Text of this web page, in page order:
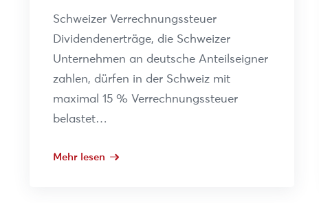
Schweizer Verrechnungssteuer
Dividendenerträge, die Schweizer
Unternehmen an deutsche Anteilseigner
zahlen, dürfen in der Schweiz mit
maximal 15 % Verrechnungssteuer
belastet…
Mehr lesen